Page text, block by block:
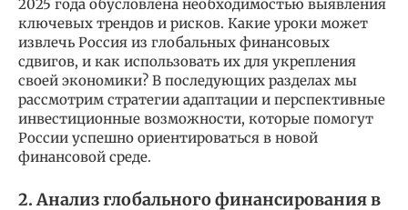
2025 года обусловлена необходимостью выявления
ключевых трендов и рисков. Какие уроки может
извлечь Россия из глобальных финансовых
сдвигов, и как использовать их для укрепления
своей экономики? В последующих разделах мы
рассмотрим стратегии адаптации и перспективные
инвестиционные возможности, которые помогут
России успешно ориентироваться в новой
финансовой среде.
2. Анализ глобального финансирования в